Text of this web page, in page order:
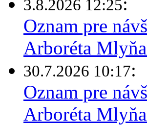
3.8.2026 12:25
Oznam pre
Arboréta
30.7.2026 10:17:
Oznam pre
Arboréta